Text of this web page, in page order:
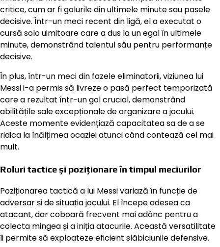
critice, cum ar fi golurile din ultimele minute sau pasele
decisive. Într-un meci recent din ligă, el a executat o
cursă solo uimitoare care a dus la un egal în ultimele
minute, demonstrând talentul său pentru performanțe
decisive.
În plus, într-un meci din fazele eliminatorii, viziunea lui
Messi i-a permis să livreze o pasă perfect temporizată
care a rezultat într-un gol crucial, demonstrând
abilitățile sale excepționale de organizare a jocului.
Aceste momente evidențiază capacitatea sa de a se
ridica la înălțimea ocaziei atunci când contează cel mai
mult.
Roluri tactice și poziționare în timpul meciurilor
Poziționarea tactică a lui Messi variază în funcție de
adversar și de situația jocului. El începe adesea ca
atacant, dar coboară frecvent mai adânc pentru a
colecta mingea și a iniția atacurile. Această versatilitate
îi permite să exploateze eficient slăbiciunile defensive.